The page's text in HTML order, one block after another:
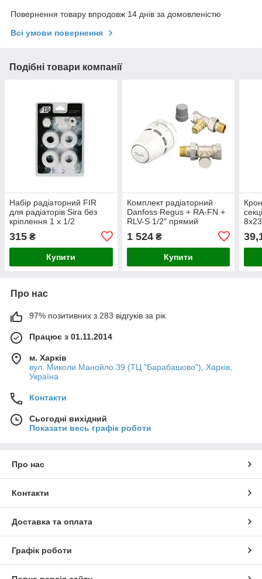
Повернення товару впродовж 14 днів за домовленістю
Всі умови повернення
Подібні товари компанії
Набір радіаторний FIR
для радіаторів Sira без
кріплення 1 х 1/2
315 ₴
Купити
Комплект радіаторний
Danfoss Regus + RA-FN +
RLV-S 1/2" прямий
1 524₴
Купити
Про нас
97% позитивних з 283 відгуків за рік
Працює з 01.11.2014
м. Харків
вул. Миколи Манойло 39 (ТЦ "Барабашово"), Харків,
Україна
Контакти
Сьогодні вихідний
Показати весь графік роботи
Про нас
Контакти
Доставка та оплата
Графік роботи